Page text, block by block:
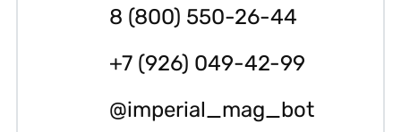
8 (800) 550-26-44
+7 (926) 049-42-99
@imperial_mag_bot